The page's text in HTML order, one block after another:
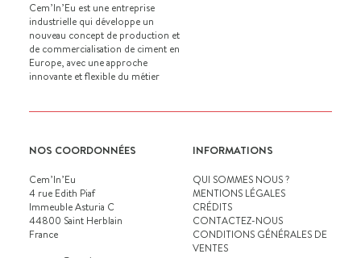
Cem’In’Eu est une entreprise
industrielle qui développe un
nouveau concept de production et
de commercialisation de ciment en
Europe, avec une approche
innovante et flexible du métier
NOS COORDONNÉES
Cem’In’Eu
4 rue Edith Piaf
Immeuble Asturia C
44800 Saint Herblain
France
INFORMATIONS
QUI SOMMES NOUS ?
MENTIONS LÉGALES
CRÉDITS
CONTACTEZ-NOUS
CONDITIONS GÉNÉRALES DE
VENTES